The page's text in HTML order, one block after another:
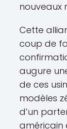
nouveaux
Cette
coup de
augure
de ces
modèles
d’un
américain